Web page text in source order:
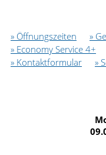
» Öffnungszeiten
»
» Economy Service 4+
» Kontaktformular
»